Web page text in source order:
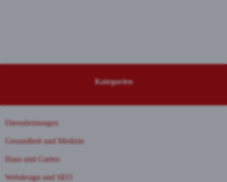
Kategorien
Dienstleistungen
Gesundheit und Medizin
Haus und Garten
Webdesign und SEO